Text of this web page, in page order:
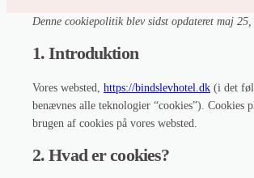
Denne cookiepolitik blev sidst opdateret maj
1. Introduktion
Vores websted, https://bindslevhotel.dk (i det
benævnes alle teknologier “cookies”). Cookies
brugen af ​​cookies på vores websted.
2. Hvad er cookies?